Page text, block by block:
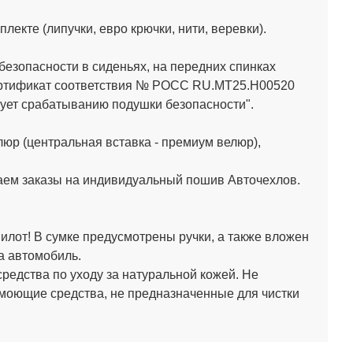
(липучки, евро крючки, нити, веревки).
в сиденьях, на передних спинках
соответствия № РОСС RU.МТ25.Н00520
срабатыванию подушки безопасности".
(центральная вставка - премиум велюр),
заказы на индивидуальный пошив Авточехлов.
В сумке предусмотрены ручки, а также вложен
автомобиль.
по уходу за натуральной кожей. Не
средства, не предназначенные для чистки